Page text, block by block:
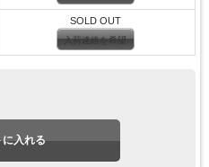
SOLD OUT
入荷連絡を希望